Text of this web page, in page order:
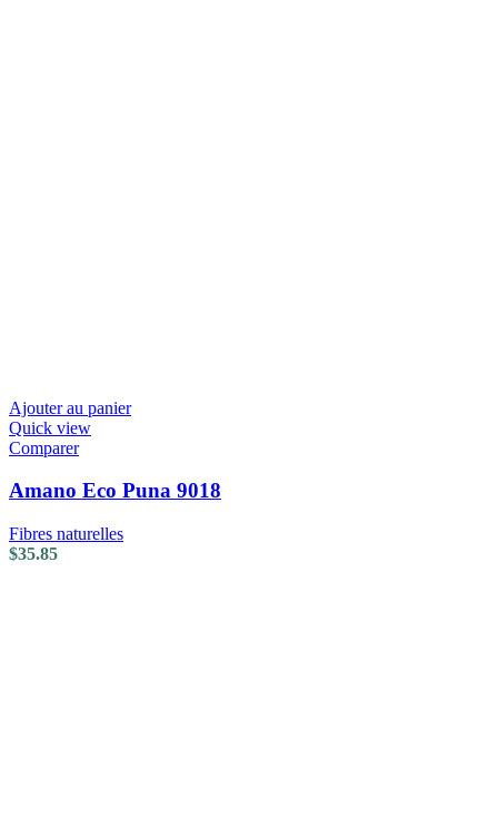
Ajouter au panier
Quick view
Comparer
Amano Eco Puna 9018
Fibres naturelles
$35.85